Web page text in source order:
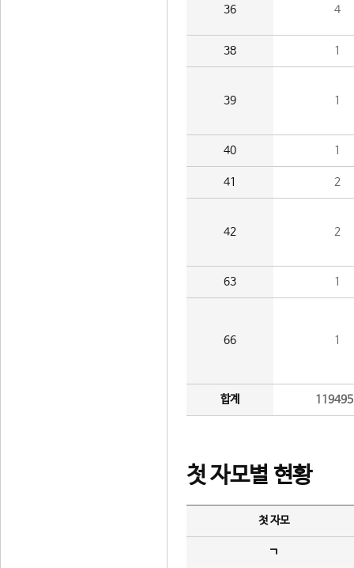
36 4
38 1
39 1
40 1
41 2
42 2
63 1
66 1
합계
첫 자모별 현황
첫 자모
ㄱ